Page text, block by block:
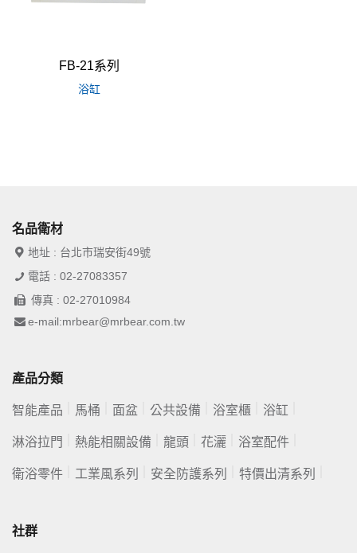
FB-21系列
浴缸
名品衛材
地址 : 台北市瑞安街49號
電話 : 02-27083357
傳真 : 02-27010984
e-mail:mrbear@mrbear.com.tw
產品分類
智能產品 馬桶 面盆 公共設備 浴室櫃 浴缸
淋浴拉門 熱能相關設備 龍頭 花灑 浴室配件
衛浴零件 工業風系列 安全防護系列 特價出清系列
社群